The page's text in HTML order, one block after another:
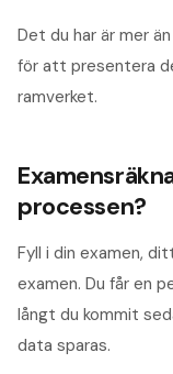
Det du har är mer
för att presentera
ramverket.
processen?
Fyll i din examen,
examen. Du får en
långt du kommit
data sparas.